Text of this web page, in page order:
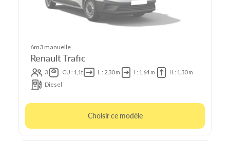
6m3 manuelle
Renault Trafic
3 CU : 1,1t L : 2,30 m l : 1,64 m
H : 1,30 m
Diesel
Choisir ce modèle